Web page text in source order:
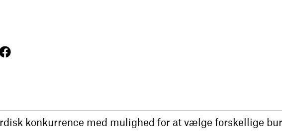
konkurrence med mulighed for at vælge forskellige